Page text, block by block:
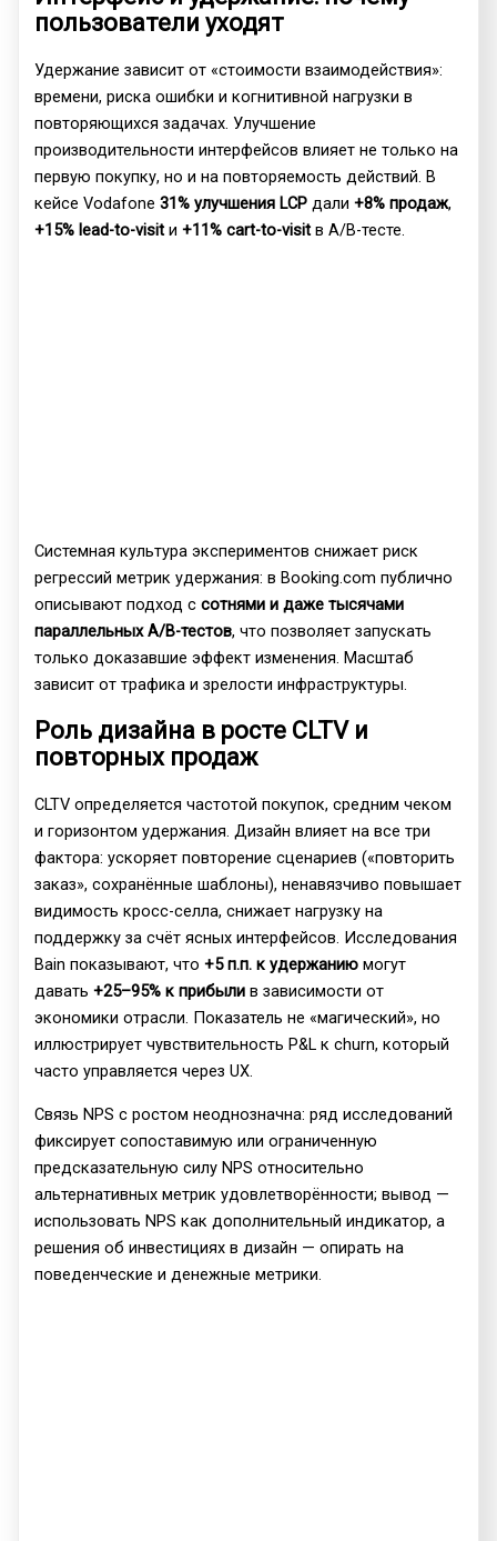
пользователи уходят
Удержание зависит от «стоимости взаимодействия»:
времени, риска ошибки и когнитивной нагрузки в
повторяющихся задачах. Улучшение
производительности интерфейсов влияет не только на
первую покупку, но и на повторяемость действий. В
кейсе Vodafone31% улучшения LCP дали+8% продаж,
+15% lead-to-visitи+11% cart-to-visitв A/B-тесте.
Системная культура экспериментов снижает риск
регрессий метрик удержания: в Booking.com публично
описывают подход ссотнями и даже тысячами
параллельных A/B-тестов, что позволяет запускать
только доказавшие эффект изменения. Масштаб
зависит от трафика и зрелости инфраструктуры.
Роль дизайна в росте CLTV и
повторных продаж
CLTV определяется частотой покупок, средним чеком
и горизонтом удержания. Дизайн влияет на все три
фактора: ускоряет повторение сценариев («повторить
заказ», сохранённые шаблоны), ненавязчиво повышает
видимость кросс-селла, снижает нагрузку на
поддержку за счёт ясных интерфейсов. Исследования
Bain показывают, что+5 п.п. к удержанию могут
давать+25–95% к прибыли в зависимости от
экономики отрасли. Показатель не «магический», но
иллюстрирует чувствительность P&L к churn, который
часто управляется через UX.
Связь NPS с ростом неоднозначна: ряд исследований
фиксирует сопоставимую или ограниченную
предсказательную силу NPS относительно
альтернативных метрик удовлетворённости; вывод —
использовать NPS как дополнительный индикатор, а
решения об инвестициях в дизайн — опирать на
поведенческие и денежные метрики.